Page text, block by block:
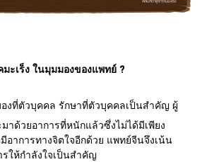
ะเร็ง ในมุมมองของแพทย์ ?
งที่ตัวบุคคล รักษาที่ตัวบุคคลเป็นสำคัญ ผู้
าด้วยอาการที่หนักแล้วซึ่งไม่ได้มีเพียง
อาการทางจิตใจอีกด้วย แพทย์จีนจึงเน้น
ให้กำลังใจเป็นสำคัญ